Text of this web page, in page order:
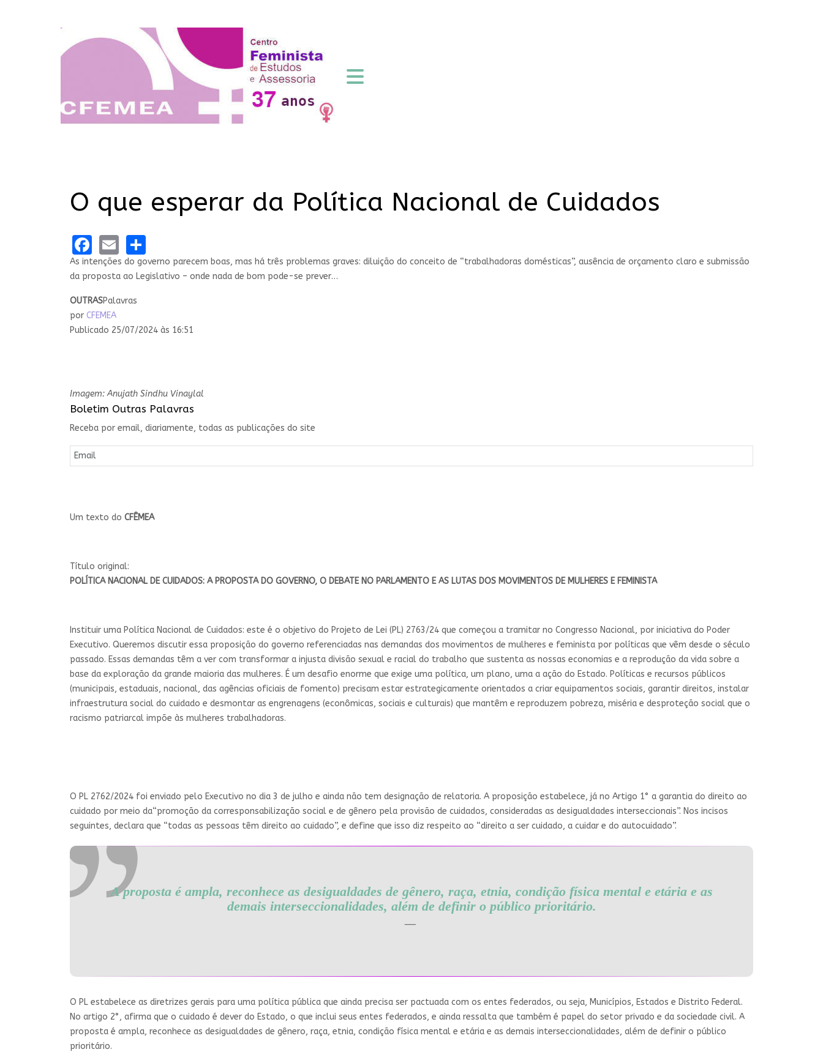
O que esperar da Política Nacional de Cuidados
Facebook
Email
As intenções do governo parecem boas, mas há três problemas graves: diluição do conceito de “trabalhadoras domésticas”, ausência de orçamento claro e submissão
da proposta ao Legislativo – onde nada de bom pode-se prever…
OUTRASPalavras
por CFEMEA
Publicado 25/07/2024 às 16:51
Imagem: Anujath Sindhu Vinaylal
Boletim Outras Palavras
Receba por email, diariamente, todas as publicações do site
Um texto do CFÊMEA
Título original:
POLÍTICA NACIONAL DE CUIDADOS: A PROPOSTA DO GOVERNO, O DEBATE NO PARLAMENTO E AS LUTAS DOS MOVIMENTOS DE MULHERES E FEMINISTA
Instituir uma Política Nacional de Cuidados: este é o objetivo do Projeto de Lei (PL) 2763/24 que começou a tramitar no Congresso Nacional, por iniciativa do Poder
Executivo. Queremos discutir essa proposição do governo referenciadas nas demandas dos movimentos de mulheres e feminista por políticas que vêm desde o século
passado. Essas demandas têm a ver com transformar a injusta divisão sexual e racial do trabalho que sustenta as nossas economias e a reprodução da vida sobre a
base da exploração da grande maioria das mulheres. É um desafio enorme que exige uma política, um plano, uma a ação do Estado. Políticas e recursos públicos
(municipais, estaduais, nacional, das agências oficiais de fomento) precisam estar estrategicamente orientados a criar equipamentos sociais, garantir direitos, instalar
infraestrutura social do cuidado e desmontar as engrenagens (econômicas, sociais e culturais) que mantêm e reproduzem pobreza, miséria e desproteção social que o
racismo patriarcal impõe às mulheres trabalhadoras.
O PL 2762/2024 foi enviado pelo Executivo no dia 3 de julho e ainda não tem designação de relatoria. A proposição estabelece, já no Artigo 1° a garantia do direito ao
cuidado por meio da“promoção da corresponsabilização social e de gênero pela provisão de cuidados, consideradas as desigualdades interseccionais”. Nos incisos
seguintes, declara que “todas as pessoas têm direito ao cuidado”, e define que isso diz respeito ao “direito a ser cuidado, a cuidar e do autocuidado”.
A proposta é ampla, reconhece as desigualdades de gênero, raça, etnia, condição física mental e etária e as
demais interseccionalidades, além de definir o público prioritário.
O PL estabelece as diretrizes gerais para uma política pública que ainda precisa ser pactuada com os entes federados, ou seja, Municípios, Estados e Distrito Federal.
No artigo 2°, afirma que o cuidado é dever do Estado, o que inclui seus entes federados, e ainda ressalta que também é papel do setor privado e da sociedade civil. A
proposta é ampla, reconhece as desigualdades de gênero, raça, etnia, condição física mental e etária e as demais interseccionalidades, além de definir o público
prioritário.